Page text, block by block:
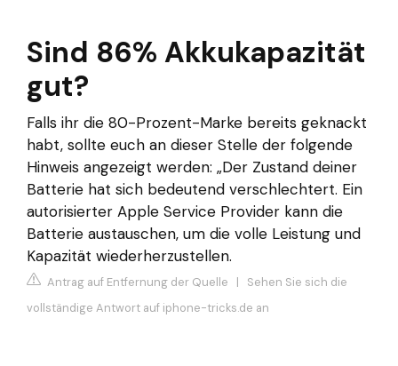
Sind 86% Akkukapazität
gut?
Falls ihr die 80-Prozent-Marke bereits geknackt
habt, sollte euch an dieser Stelle der folgende
Hinweis angezeigt werden: „Der Zustand deiner
Batterie hat sich bedeutend verschlechtert. Ein
autorisierter Apple Service Provider kann die
Batterie austauschen, um die volle Leistung und
Kapazität wiederherzustellen.
Antrag auf Entfernung der Quelle | Sehen Sie sich die
vollständige Antwort auf iphone-tricks.de an